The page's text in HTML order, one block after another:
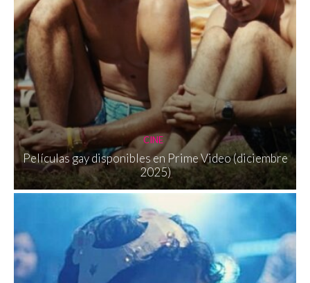
CINE
Películas gay disponibles en Prime Video (diciembre
2025)